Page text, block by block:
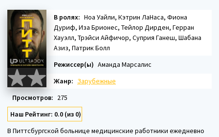
В ролях: Ноа Уайли, Кэтрин ЛаНаса, Фиона
Дуриф, Иза Брионес, Тейлор Дирден, Герран
Хауэлл, Трэйси Айфичор, Суприя Ганеш, Шабана
Азиз, Патрик Болл
Режиссер(ы) Аманда Марсалис
Жанр: Зарубежные
Просмотров: 275
Наш Рейтинг: 0.0 (из 0)
В Питтсбургской больнице медицинские работники ежедневно